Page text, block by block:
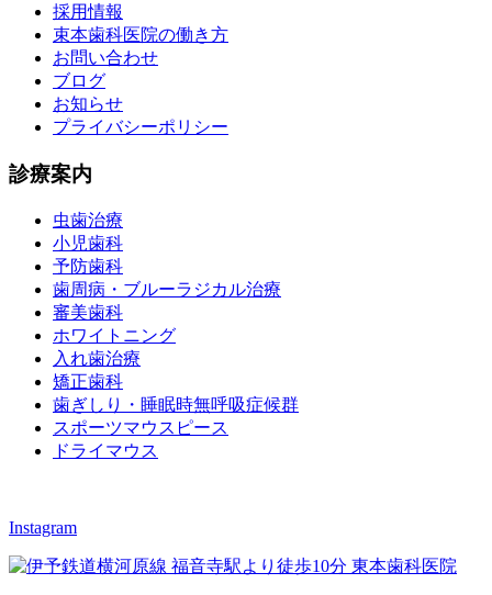
採用情報
束本歯科医院の働き方
お問い合わせ
ブログ
お知らせ
プライバシーポリシー
診療案内
虫歯治療
小児歯科
予防歯科
歯周病・ブルーラジカル治療
審美歯科
ホワイトニング
入れ歯治療
矯正歯科
歯ぎしり・睡眠時無呼吸症候群
スポーツマウスピース
ドライマウス
Instagram